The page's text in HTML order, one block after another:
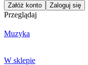
Załóż konto Zaloguj się
Przeglądaj
Muzyka
W sklepie